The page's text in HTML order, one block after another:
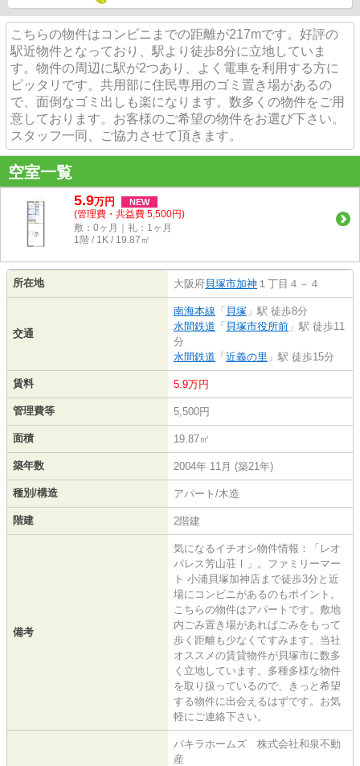
こちらの物件はコンビニまでの距離が217mです。好評の
駅近物件となっており、駅より徒歩8分に立地していま
す。物件の周辺に駅が2つあり、よく電車を利用する方に
ピッタリです。共用部に住民専用のゴミ置き場があるの
で、面倒なゴミ出しも楽になります。数多くの物件をご用
意しております。お客様のご希望の物件をお選び下さい。
スタッフ一同、ご協力させて頂きます。
空室一覧
5.9万円 NEW
(管理費・共益費 5,500円)
敷：0ヶ月｜礼：1ヶ月
1階 / 1K / 19.87㎡
所在地 大阪府貝塚市加神 １丁目４－４
交通
南海本線 「 貝塚 」駅 徒歩8分
水間鉄道 「 貝塚市役所前 」駅 徒歩11
分
水間鉄道 「 近義の里 」駅 徒歩15分
賃料 5.9万円
管理費等 5,500円
面積 19.87㎡
築年数 2004年 11月 (築21年)
種別/構造 アパート/木造
階建 2階建
備考
気になるイチオシ物件情報：「レオ
パレス芳山荘Ⅰ」。ファミリーマー
ト 小浦貝塚加神店まで徒歩3分と近
場にコンビニがあるのもポイント。
こちらの物件はアパートです。敷地
内ごみ置き場があればごみをもって
歩く距離も少なくてすみます。当社
オススメの賃貸物件が貝塚市に数多
く立地しています。多種多様な物件
を取り扱っているので、きっと希望
する物件に出会えるはずです。お気
軽にご連絡下さい。
パキラホームズ 株式会社和泉不動
産